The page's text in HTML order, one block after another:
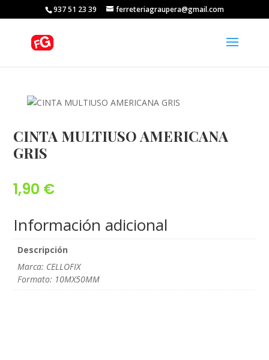
937 51 23 39 ferreteriagraupera@gmail.com
CINTA MULTIUSO AMERICANA
GRIS
1,90 €
Información adicional
Descripción
Marca: CELLOFIX
Formato: 10MX50MM